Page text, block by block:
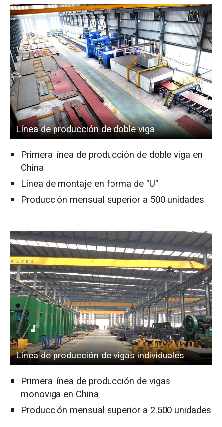
Línea de producción de doble viga
Primera línea de producción de doble viga en
China
Línea de montaje en forma de "U"
Producción mensual superior a 500 unidades
Línea de producción de vigas individuales
Primera línea de producción de vigas
monoviga en China
Producción mensual superior a 2.500 unidades